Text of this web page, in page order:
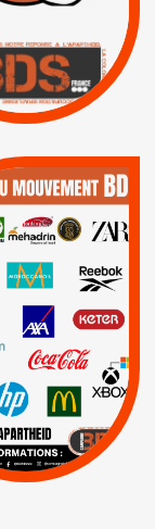
militaire |
d'interpellation
?
/
BNP | CAF |
| HP |
Keter |
et brochures |
| PUMA
|
tracts,